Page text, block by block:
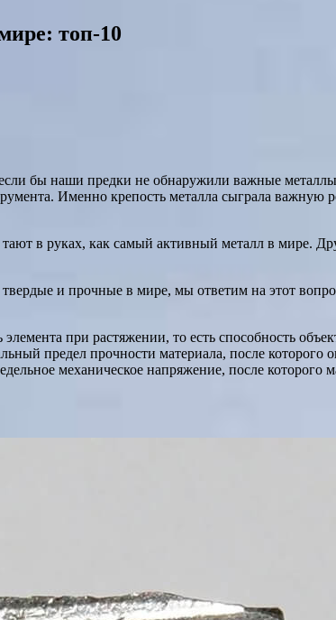
топ-10
бы наши предки не обнаружили важные
Именно крепость металла сыграла
в руках, как самый активный металл в мире.
и прочные в мире, мы ответим на этот
при растяжении, то есть способность
предел прочности материала, после которого
механическое напряжение, после которого